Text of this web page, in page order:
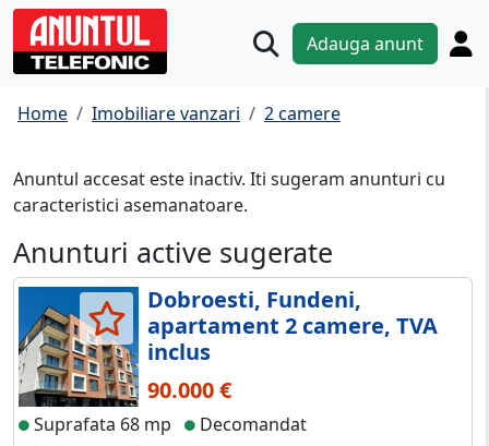
Adauga anunt
Home Imobiliare vanzari 2 camere
Anuntul accesat este inactiv. Iti sugeram anunturi cu
caracteristici asemanatoare.
Anunturi active sugerate
Dobroesti, Fundeni,
apartament 2 camere, TVA
inclus
90.000 €
Suprafata 68 mp
Decomandat